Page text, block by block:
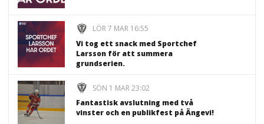
LÖR 7 MAR 16:55
Vi tog ett snack med Sportchef
Larsson för att summera
grundserien.
SÖN 1 MAR 23:02
Fantastisk avslutning med två
vinster och en publikfest på Ängevi!